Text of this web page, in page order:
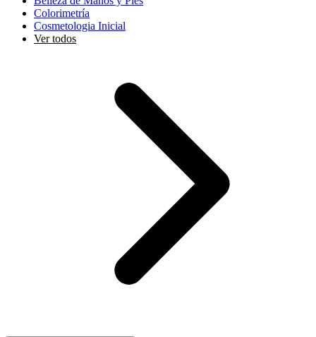
Colorimetría
Cosmetologia Inicial
Ver todos